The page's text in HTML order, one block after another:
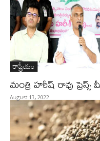
రాష్ట్రీయం
మంత్రి హరీష్ రావు ప్రెస్స్
August 13, 2022